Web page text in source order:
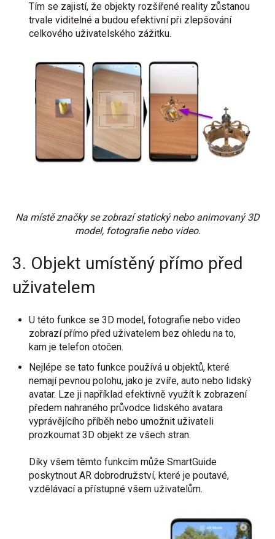
Tím se zajistí, že objekty rozšířené reality zůstanou
trvale viditelné a budou efektivní při zlepšování
celkového uživatelského zážitku.
Na místě značky se zobrazí statický nebo animovaný 3D
model, fotografie nebo video.
3. Objekt umístěný přímo před
uživatelem
U této funkce se 3D model, fotografie nebo video
zobrazí přímo před uživatelem bez ohledu na to,
kam je telefon otočen.
Nejlépe se tato funkce používá u objektů, které
nemají pevnou polohu, jako je zvíře, auto nebo lidský
avatar. Lze ji například efektivně využít k zobrazení
předem nahraného průvodce lidského avatara
vyprávějícího příběh nebo umožnit uživateli
prozkoumat 3D objekt ze všech stran.
Díky všem těmto funkcím může SmartGuide
poskytnout AR dobrodružství, které je poutavé,
vzdělávací a přístupné všem uživatelům.